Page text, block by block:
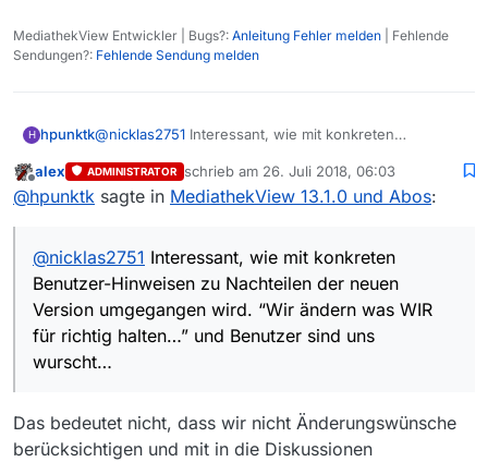
MediathekView Entwickler | Bugs?: Anleitung Fehler melden | Fehlende
Sendungen?: Fehlende Sendung melden
H hpunktk@nicklas2751 Interessant, wie mit konkreten
umgegangen wird. “Wir ändern was WIR für richtig
halten…” und Benutzer sind uns wurscht…
Offline
alex ADMINISTRATOR schrieb am 26. Juli 2018, 06:03
zuletzt editiert von
@hpunktk sagte in MediathekView 13.1.0 und Abos:
@nicklas2751 Interessant, wie mit konkreten
Benutzer-Hinweisen zu Nachteilen der neuen
Version umgegangen wird. “Wir ändern was WIR
für richtig halten…” und Benutzer sind uns
wurscht…
Das bedeutet nicht, dass wir nicht Änderungswünsche
berücksichtigen und mit in die Diskussionen